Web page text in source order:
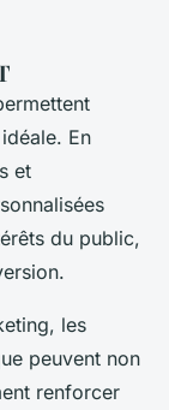
En
et
du public,
les
peuvent non
renforcer